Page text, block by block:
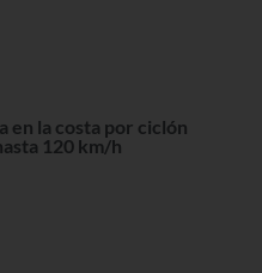
en la costa por ciclón
120 km/h